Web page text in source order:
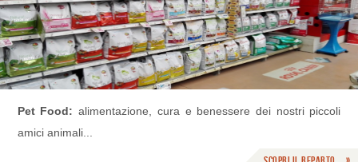
Pet Food: alimentazione, cura e benessere dei nostri piccoli
amici animali...